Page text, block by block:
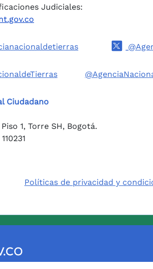
Judiciales:
Ciudadano
1, Torre SH, Bogotá.
Políticas de privacidad y